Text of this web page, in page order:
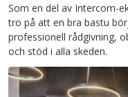
Som en del av Intercom-
tro på att en bra bastu
professionell rådgivning,
och stöd i alla skeden.